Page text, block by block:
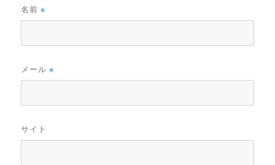
名前※
メール※
サイト